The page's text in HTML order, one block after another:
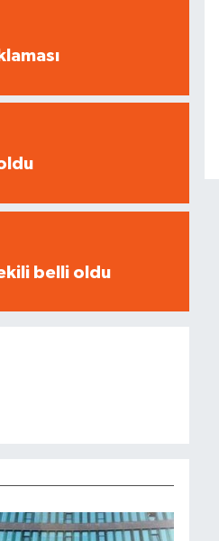
belli oldu